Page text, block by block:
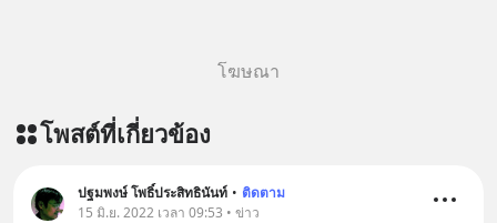
โฆษณา
โพสต์ที่เกี่ยวข้อง
ปฐมพงษ์ โพธิ์ประสิทธินันท์ • ติดตาม
15 มิ.ย. 2022 เวลา 09:53 • ข่าว